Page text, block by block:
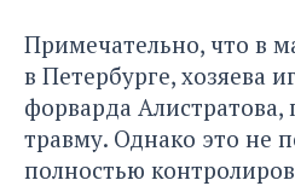
Примечательно, что в
в Петербурге, хозяева
форварда Алистратова,
травму. Однако это не
полностью